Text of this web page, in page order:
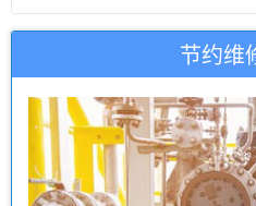
节约维